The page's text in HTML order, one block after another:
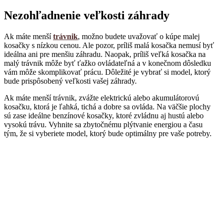
Nezohľadnenie veľkosti záhrady
Ak máte menšítrávnik, možno budete uvažovať o kúpe malej
kosačky s nízkou cenou. Ale pozor, príliš malá kosačka nemusí byť
ideálna ani pre menšiu záhradu. Naopak, príliš veľká kosačka na
malý trávnik môže byť ťažko ovládateľná a v konečnom dôsledku
vám môže skomplikovať prácu. Dôležité je vybrať si model, ktorý
bude prispôsobený veľkosti vašej záhrady.
Ak máte menší trávnik, zvážte elektrickú alebo akumulátorovú
kosačku, ktorá je ľahká, tichá a dobre sa ovláda. Na väčšie plochy
sú zase ideálne benzínové kosačky, ktoré zvládnu aj hustú alebo
vysokú trávu. Vyhnite sa zbytočnému plýtvanie energiou a času
tým, že si vyberiete model, ktorý bude optimálny pre vaše potreby.